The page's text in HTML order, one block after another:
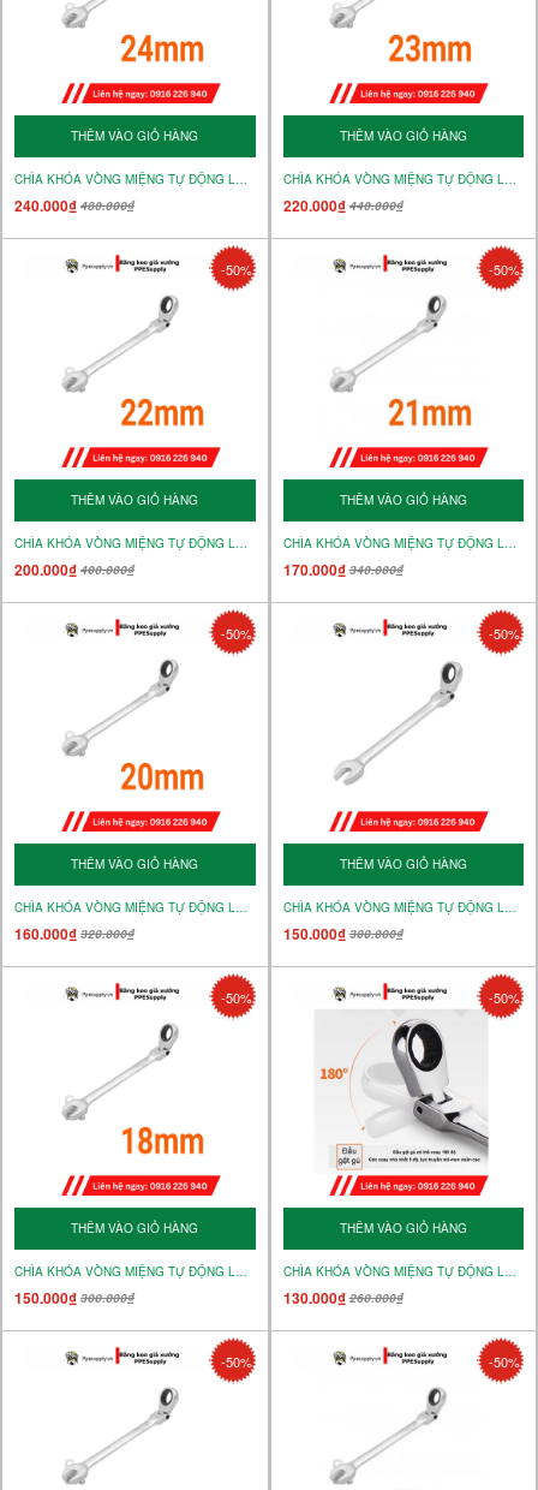
THÊM VÀO GIỎ HÀNG
CHÌA KHÓA VÒNG MIỆNG TỰ ĐỘNG LẮC LÉO 24MM – MÃ 15250
240.000₫ 480.000₫
THÊM VÀO GIỎ HÀNG
CHÌA KHÓA VÒNG MIỆNG TỰ ĐỘNG LẮC LÉO 23mm – MÃ 15249
220.000₫440.000₫
-50%
THÊM VÀO GIỎ HÀNG
CHÌA KHÓA VÒNG MIỆNG TỰ ĐỘNG LẮC LÉO 22mm – MÃ 15248
200.000₫ 400.000₫
-50%
THÊM VÀO GIỎ HÀNG
CHÌA KHÓA VÒNG MIỆNG TỰ ĐỘNG LẮC LÉO 21MM – MÃ 15247
170.000₫340.000₫
-50%
THÊM VÀO GIỎ HÀNG
CHÌA KHÓA VÒNG MIỆNG TỰ ĐỘNG LẮC LÉO 20mm – MÃ 15246
160.000₫ 320.000₫
-50%
THÊM VÀO GIỎ HÀNG
CHÌA KHÓA VÒNG MIỆNG TỰ ĐỘNG LẮC LÉO 19mm – MÃ 15245
150.000₫300.000₫
-50%
THÊM VÀO GIỎ HÀNG
CHÌA KHÓA VÒNG MIỆNG TỰ ĐỘNG LẮC LÉO 18mm – MÃ 15244
150.000₫ 300.000₫
-50%
THÊM VÀO GIỎ HÀNG
CHÌA KHÓA VÒNG MIỆNG TỰ ĐỘNG LẮC LÉO 17mm – MÃ 15243
130.000₫260.000₫
-50% -50%